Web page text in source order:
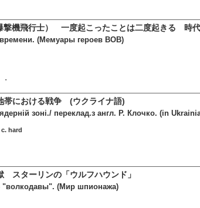
撃機飛行士） 一度起こったことは二度起きる 時
(Мемуары героев ВОВ)
帯における戦争 (ウクライナ語)
зоні./ переклад.з англ. Р. Клочко. (in
c. hard
スターリンの「ウルフハウンド」
(Мир шпионажа)